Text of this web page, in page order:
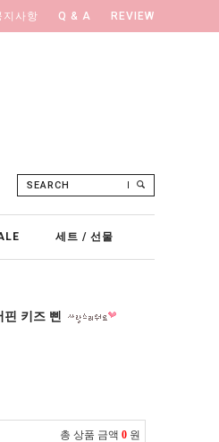
지사항 Q & A REVIEW
SEARCH
세트 / 선물
핀 키즈 삔
총 상품 금액 0 원